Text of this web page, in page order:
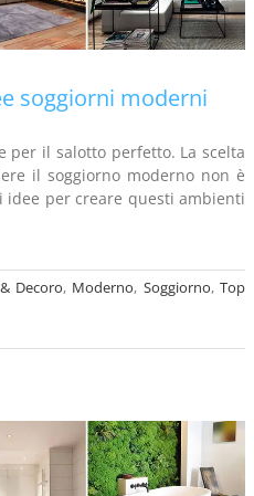
soggiorni moderni
per il salotto perfetto. La scelta
il soggiorno moderno non è
per creare questi ambienti
Decoro, Moderno, Soggiorno, Top